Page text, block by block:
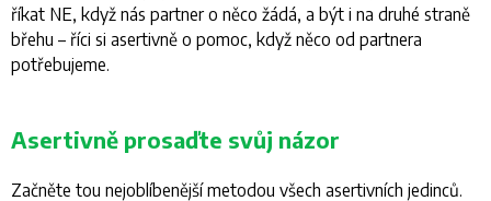
říkat NE, když nás partner o něco žádá, a být i na druhé straně
břehu – říci si asertivně o pomoc, když něco od partnera
potřebujeme.
Asertivně prosaďte svůj názor
Začněte tou nejoblíbenější metodou všech asertivních jedinců.